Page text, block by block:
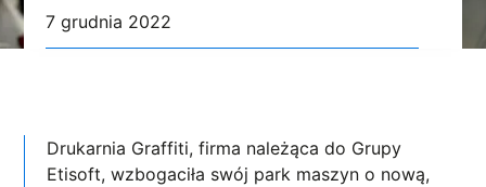
7 grudnia 2022
Drukarnia Graffiti, firma należąca do Grupy
Etisoft, wzbogaciła swój park maszyn o nową,